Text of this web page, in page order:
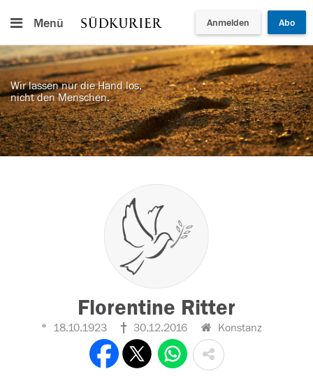
Menü Anmelden Abo
Wir lassen nur die Hand los,
nicht den Menschen.
Florentine Ritter
18.10.1923 30.12.2016 Konstanz